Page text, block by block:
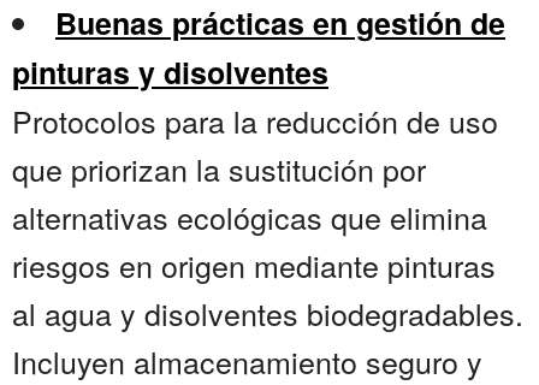
Buenas prácticas en gestión de
pinturas y disolventes
Protocolos para la reducción de uso
que priorizan la sustitución por
alternativas ecológicas que elimina
riesgos en origen mediante pinturas
al agua y disolventes biodegradables.
Incluyen almacenamiento seguro y